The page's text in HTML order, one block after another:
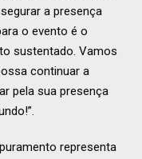
a presença
o evento é o
sustentado. Vamos
continuar a
pela sua presença
representa